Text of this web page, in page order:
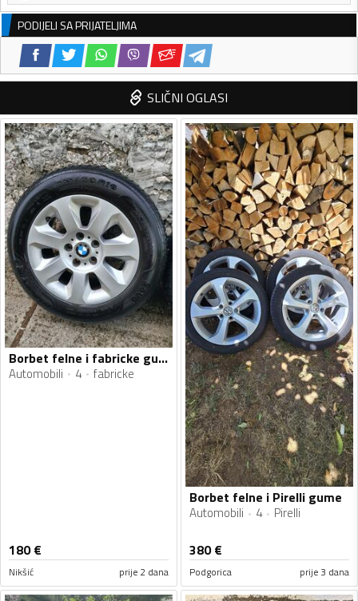
PODIJELI SA PRIJATELJIMA
SLIČNI OGLASI
Borbet felne i fabricke gume
Automobili 4 fabricke
180€
Nikšić prije 2 dana
Borbet felne i Pirelli gume
Automobili 4 Pirelli
380€
Podgorica prije 3 dana